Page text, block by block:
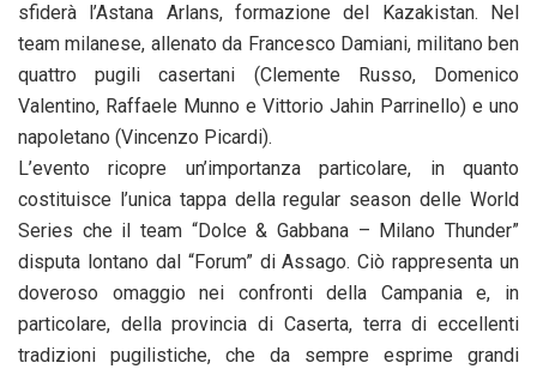
sfiderà l’Astana Arlans, formazione del Kazakistan. Nel
team milanese, allenato da Francesco Damiani, militano ben
quattro pugili casertani (Clemente Russo, Domenico
Valentino, Raffaele Munno e Vittorio Jahin Parrinello) e uno
napoletano (Vincenzo Picardi).
L’evento ricopre un’importanza particolare, in quanto
costituisce l’unica tappa della regular season delle World
Series che il team “Dolce & Gabbana – Milano Thunder”
disputa lontano dal “Forum” di Assago. Ciò rappresenta un
doveroso omaggio nei confronti della Campania e, in
particolare, della provincia di Caserta, terra di eccellenti
tradizioni pugilistiche, che da sempre esprime grandi